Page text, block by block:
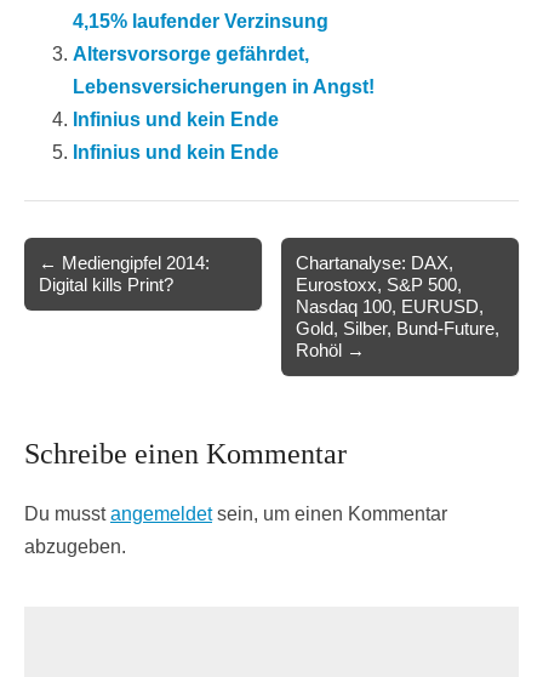
4,15% laufender Verzinsung
Altersvorsorge gefährdet,
Lebensversicherungen in Angst!
Infinius und kein Ende
Infinius und kein Ende
navigation
← Mediengipfel 2014:
Digital kills Print?
Chartanalyse: DAX,
Eurostoxx, S&P 500,
Nasdaq 100, EURUSD,
Gold, Silber, Bund-Future,
Rohöl →
Schreibe einen Kommentar
Du musstangemeldetsein, um einen Kommentar
abzugeben.